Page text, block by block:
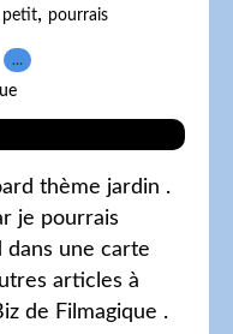
petit, pourrais
…
thème jardin .
je pourrais
une carte
articles à
de Filmagique .